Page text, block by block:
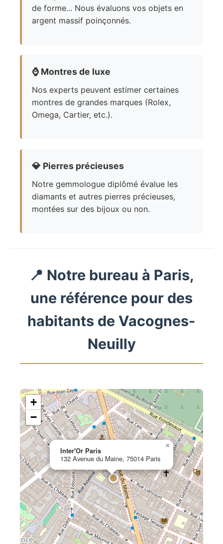
de forme... Nous évaluons vos objets en
argent massif poinçonnés.
⌚ Montres de luxe
Nos experts peuvent estimer certaines
montres de grandes marques (Rolex,
Omega, Cartier, etc.).
💎 Pierres précieuses
Notre gemmologue diplômé évalue les
diamants et autres pierres précieuses,
montées sur des bijoux ou non.
📍 Notre bureau à Paris,
une référence pour des
habitants de Vacognes-
Neuilly
Inter'Or Paris
132 Avenue du Maine, 75014 Paris
×
+
−